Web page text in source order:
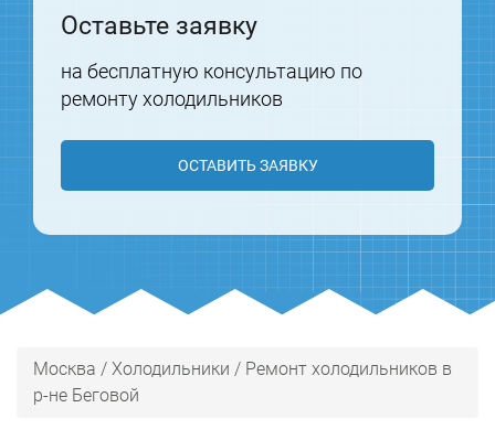
Оставьте заявку
на бесплатную консультацию по
ремонту холодильников
ОСТАВИТЬ ЗАЯВКУ
Москва / Холодильники / Ремонт холодильников в
р-не Беговой